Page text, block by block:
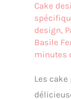
Cake
design,
Basile
minutes
Les